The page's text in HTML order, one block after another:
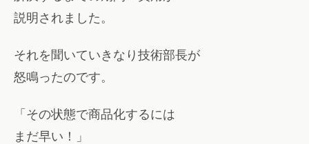
説明されました。
それを聞いていきなり技術部長が
怒鳴ったのです。
「その状態で商品化するには
まだ早い！」